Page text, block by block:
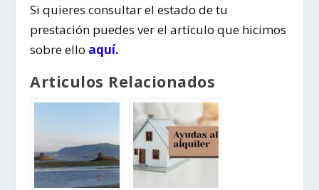
Si quieres consultar el estado de tu
prestación puedes ver el artículo que hicimos
sobre ello aquí.
Articulos Relacionados